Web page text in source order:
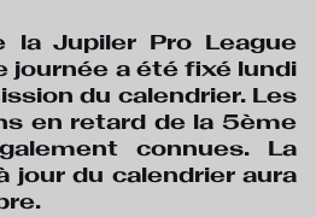
la Jupiler Pro League
journée a été fixé lundi
du calendrier. Les
en retard de la 5ème
connues. La
jour du calendrier aura